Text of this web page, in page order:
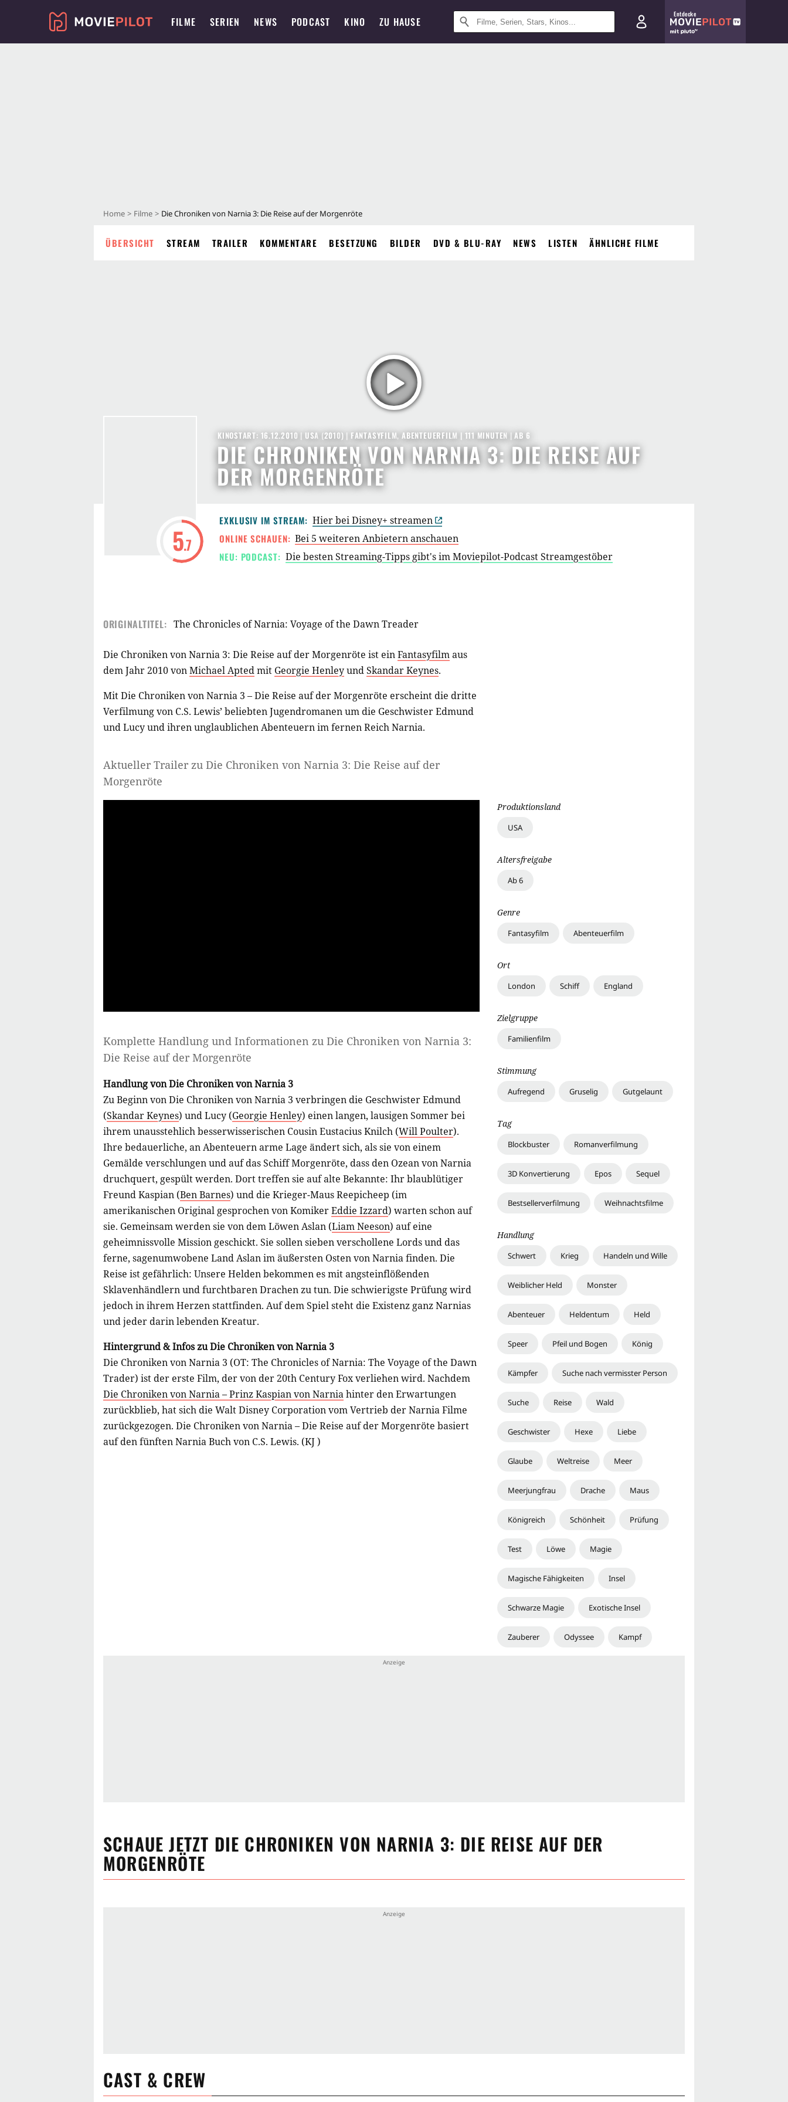
FILME SERIEN NEWS PODCAST KINO ZU HAUSE
Entdecke
Home Filme Die Chroniken von Narnia 3: Die Reise auf der Morgenröte
ÜBERSICHT STREAM TRAILER KOMMENTARE BESETZUNG BILDER DVD & BLU-RAY NEWS LISTEN ÄHNLICHE FILME
5.7
DIE CHRONIKEN VON NARNIA 3: DIE REISE AUF
DER MORGENRÖTE
KINOSTART: 16.12.2010 | USA (2010) | FANTASYFILM,ABENTEUERFILM | 111 MINUTEN |AB 6
EXKLUSIV IM STREAM: Hier bei Disney+ streamen
ONLINE SCHAUEN: Bei 5 weiteren Anbietern anschauen
NEU: PODCAST: Die besten Streaming-Tipps gibt's im Moviepilot-Podcast Streamgestöber
ORIGINALTITEL: The Chronicles of Narnia: Voyage of the Dawn Treader
Die Chroniken von Narnia 3: Die Reise auf der Morgenröte ist einFantasyfilmaus
dem Jahr 2010 vonMichael Aptedmit Georgie HenleyundSkandar Keynes.
Mit Die Chroniken von Narnia 3 – Die Reise auf der Morgenröte erscheint die dritte
Verfilmung von C.S. Lewis’ beliebten Jugendromanen um die Geschwister Edmund
und Lucy und ihren unglaublichen Abenteuern im fernen Reich Narnia.
Aktueller Trailer zu Die Chroniken von Narnia 3: Die Reise auf der
Morgenröte
Komplette Handlung und Informationen zu Die Chroniken von Narnia 3:
Die Reise auf der Morgenröte
Handlung von Die Chroniken von Narnia 3
Zu Beginn von Die Chroniken von Narnia 3 verbringen die Geschwister Edmund
(Skandar Keynes) und Lucy (Georgie Henley) einen langen, lausigen Sommer bei
ihrem unausstehlich besserwisserischen Cousin Eustacius Knilch (Will Poulter).
Ihre bedauerliche, an Abenteuern arme Lage ändert sich, als sie von einem
Gemälde verschlungen und auf das Schiff Morgenröte, dass den Ozean von Narnia
druchquert, gespült werden. Dort treffen sie auf alte Bekannte: Ihr blaublütiger
Freund Kaspian (Ben Barnes) und die Krieger-Maus Reepicheep (im
amerikanischen Original gesprochen von KomikerEddie Izzard) warten schon auf
sie. Gemeinsam werden sie von dem Löwen Aslan (Liam Neeson) auf eine
geheimnissvolle Mission geschickt. Sie sollen sieben verschollene Lords und das
ferne, sagenumwobene Land Aslan im äußersten Osten von Narnia finden. Die
Reise ist gefährlich: Unsere Helden bekommen es mit angsteinflößenden
Sklavenhändlern und furchtbaren Drachen zu tun. Die schwierigste Prüfung wird
jedoch in ihrem Herzen stattfinden. Auf dem Spiel steht die Existenz ganz Narnias
und jeder darin lebenden Kreatur.
Hintergrund & Infos zu Die Chroniken von Narnia 3
Die Chroniken von Narnia 3 (OT: The Chronicles of Narnia: The Voyage of the Dawn
Trader) ist der erste Film, der von der 20th Century Fox verliehen wird. Nachdem
Die Chroniken von Narnia – Prinz Kaspian von Narniahinter den Erwartungen
zurückblieb, hat sich die Walt Disney Corporation vom Vertrieb der Narnia Filme
zurückgezogen. Die Chroniken von Narnia – Die Reise auf der Morgenröte basiert
auf den fünften Narnia Buch von C.S. Lewis. (KJ )
Produktionsland
USA
Altersfreigabe
Ab 6
Genre
Fantasyfilm Abenteuerfilm
Ort
London Schiff England
Zielgruppe
Familienfilm
Stimmung
Aufregend Gruselig Gutgelaunt
Tag
Blockbuster Romanverfilmung
3D Konvertierung Epos Sequel
Bestsellerverfilmung Weihnachtsfilme
Handlung
Schwert Krieg Handeln und Wille
Weiblicher Held Monster
Abenteuer Heldentum Held
Speer Pfeil und Bogen König
Kämpfer Suche nach vermisster Person
Suche Reise Wald
Geschwister Hexe Liebe
Glaube Weltreise Meer
Meerjungfrau Drache Maus
Königreich Schönheit Prüfung
Test Löwe Magie
Magische Fähigkeiten Insel
Schwarze Magie Exotische Insel
Zauberer Odyssee Kampf
SCHAUE JETZT DIE CHRONIKEN VON NARNIA 3: DIE REISE AUF DER
MORGENRÖTE
CAST & CREW